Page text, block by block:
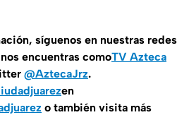
síguenos en nuestras redes
encuentras comoTV Azteca
@AztecaJrz.
en
o también visita más